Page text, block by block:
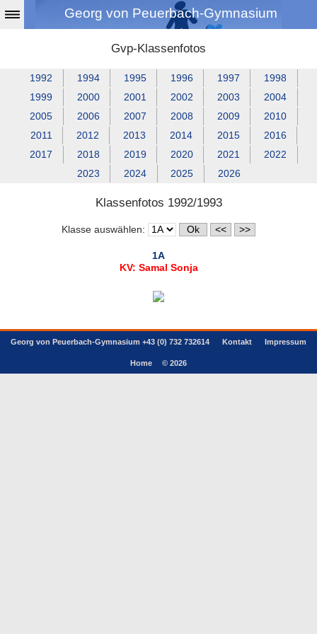
Georg von Peuerbach-Gymnasium
Gvp-Klassenfotos
1992 1994 1995 1996 1997
1998
1999
2000 2001 2002 2003
2004
2005
2006 2007 2008 2009
2010
2011
2012 2013 2014 2015
2016
2017
2018 2019 2020 2021
2022
2023
2024 2025 2026
Klassenfotos 1992/1993
Klasse auswählen:
1A
KV: Samal Sonja
Georg von Peuerbach-Gymnasium +43 (0) 732 732614 Kontakt Impressum
Home © 2026